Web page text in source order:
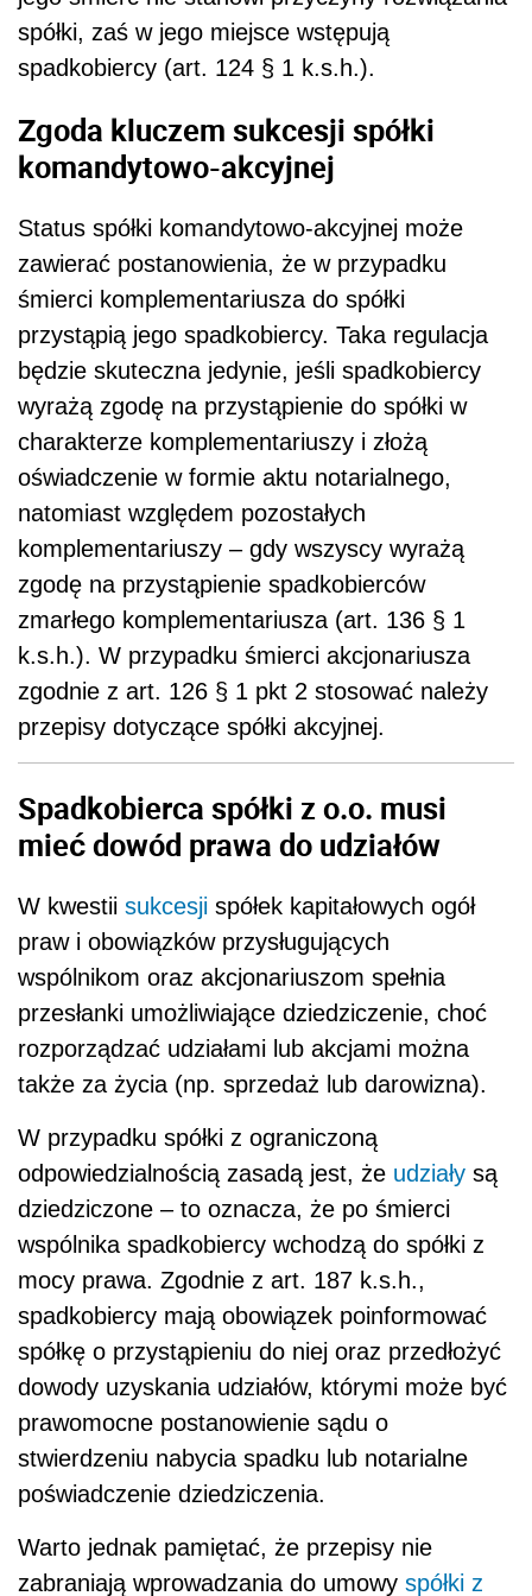
spółki, zaś w jego miejsce wstępują
spadkobiercy (art. 124 § 1 k.s.h.).
Zgoda kluczem sukcesji spółki
komandytowo-akcyjnej
Status spółki komandytowo-akcyjnej może
zawierać postanowienia, że w przypadku
śmierci komplementariusza do spółki
przystąpią jego spadkobiercy. Taka regulacja
będzie skuteczna jedynie, jeśli spadkobiercy
wyrażą zgodę na przystąpienie do spółki w
charakterze komplementariuszy i złożą
oświadczenie w formie aktu notarialnego,
natomiast względem pozostałych
komplementariuszy – gdy wszyscy wyrażą
zgodę na przystąpienie spadkobierców
zmarłego komplementariusza (art. 136 § 1
k.s.h.). W przypadku śmierci akcjonariusza
zgodnie z art. 126 § 1 pkt 2 stosować należy
przepisy dotyczące spółki akcyjnej.
Spadkobierca spółki z o.o. musi
mieć dowód prawa do udziałów
W kwestii sukcesji spółek kapitałowych ogół
praw i obowiązków przysługujących
wspólnikom oraz akcjonariuszom spełnia
przesłanki umożliwiające dziedziczenie, choć
rozporządzać udziałami lub akcjami można
także za życia (np. sprzedaż lub darowizna).
W przypadku spółki z ograniczoną
odpowiedzialnością zasadą jest, że udziały są
dziedziczone – to oznacza, że po śmierci
wspólnika spadkobiercy wchodzą do spółki z
mocy prawa. Zgodnie z art. 187 k.s.h.,
spadkobiercy mają obowiązek poinformować
spółkę o przystąpieniu do niej oraz przedłożyć
dowody uzyskania udziałów, którymi może być
prawomocne postanowienie sądu o
stwierdzeniu nabycia spadku lub notarialne
poświadczenie dziedziczenia.
Warto jednak pamiętać, że przepisy nie
zabraniają wprowadzania do umowy spółki z